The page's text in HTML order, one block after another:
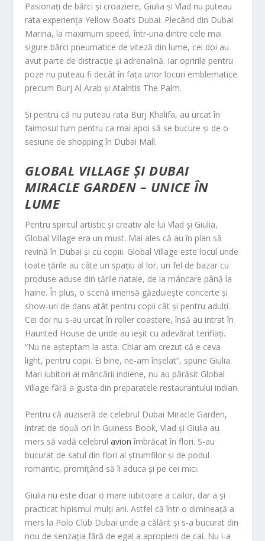
Pasionați de bărci și croaziere, Giulia și Vlad nu puteau
rata experiența Yellow Boats Dubai. Plecând din Dubai
Marina, la maximum speed, într-una dintre cele mai
sigure bărci pneumatice de viteză din lume, cei doi au
avut parte de distracție și adrenalină. Iar opririle pentru
poze nu puteau fi decât în fața unor locuri emblematice
precum Burj Al Arab și Atalntis The Palm.
Și pentru că nu puteau rata Burj Khalifa, au urcat în
faimosul turn pentru ca mai apoi să se bucure și de o
sesiune de shopping în Dubai Mall.
GLOBAL VILLAGE ȘI DUBAI
MIRACLE GARDEN – UNICE ÎN
LUME
Pentru spiritul artistic și creativ ale lui Vlad și Giulia,
Global Village era un must. Mai ales că au în plan să
revină în Dubai și cu copiii. Global Village este locul unde
toate țările au câte un spațiu al lor, un fel de bazar cu
produse aduse din țările natale, de la mâncare până la
haine. În plus, o scenă imensă găzduiește concerte și
show-uri de dans atât pentru copii cât și pentru adulți.
Cei doi nu s-au urcat în roller coastere, însă au intrat în
Haunted House de unde au ieșit cu adevărat terifiați.
“Nu ne așteptam la asta. Chiar am crezut că e ceva
light, pentru copii. Ei bine, ne-am înșelat”, spune Giulia.
Mari iubitori ai mâncării indiene, nu au părăsit Global
Village fără a gusta din preparatele restaurantului indian.
Pentru că auziseră de celebrul Dubai Miracle Garden,
intrat de două ori în Guiness Book, Vlad și Giulia au
mers să vadă celebrulavion îmbrăcat în flori. S-au
bucurat de satul din flori al ștrumfilor și de podul
romantic, promițând să îi aduca și pe cei mici.
Giulia nu este doar o mare iubitoare a cailor, dar a și
practicat hipismul mulți ani. Astfel că într-o dimineață a
mers la Polo Club Dubai unde a călărit și s-a bucurat din
nou de senzația fără de egal a apropierii de cai. Nu i-a